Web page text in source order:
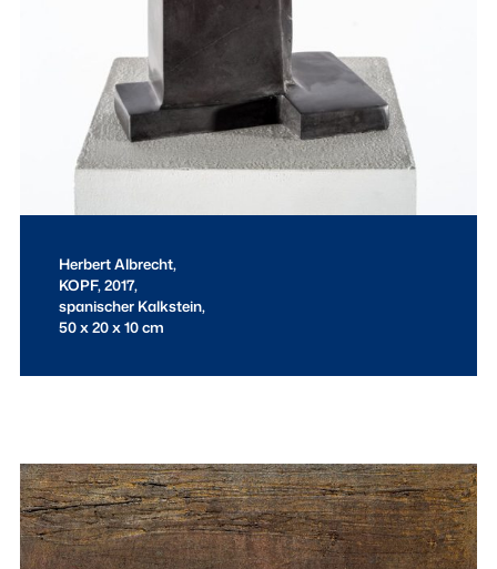
Herbert Albrecht,
KOPF, 2017,
spanischer Kalkstein,
50 x 20 x 10 cm